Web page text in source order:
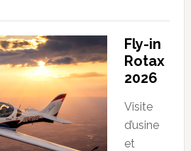
Fly-in
Rotax
2026
Visite
d’usine
et